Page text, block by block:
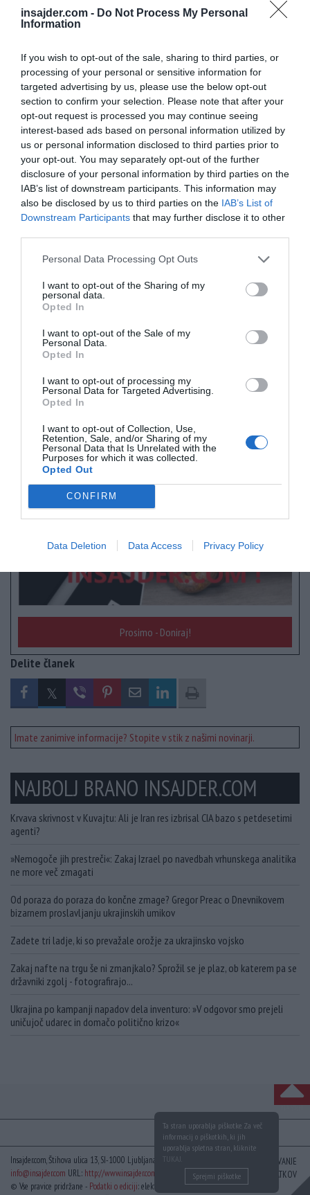
insajder.com - Do Not Process My Personal
Information
If you wish to opt-out of the sale, sharing to third parties, or
processing of your personal or sensitive information for
targeted advertising by us, please use the below opt-out
section to confirm your selection. Please note that after your
opt-out request is processed you may continue seeing
interest-based ads based on personal information utilized by
us or personal information disclosed to third parties prior to
your opt-out. You may separately opt-out of the further
disclosure of your personal information by third parties on the
IAB’s list of downstream participants. This information may
also be disclosed by us to third parties on the IAB’s List of
Downstream Participants that may further disclose it to other
Personal Data Processing Opt Outs
I want to opt-out of the Sharing of my
personal data.
Opted In
I want to opt-out of the Sale of my
Personal Data.
Opted In
I want to opt-out of processing my
Personal Data for Targeted Advertising.
Opted In
I want to opt-out of Collection, Use,
Retention, Sale, and/or Sharing of my
Personal Data that Is Unrelated with the
Purposes for which it was collected.
Opted Out
CONFIRM
Data Deletion Data Access Privacy Policy
vizumov za nobeno od članic unije.
obveščena, da pet držav še ne spoštuje načela
recipročnosti v zvezi z brezvizumskim
režimom, in sicer Avstralija, Brunej, Japonska,
Kanada in ZDA. Avstralija, Brunej in Japonska
so od tedaj že ukinile vizumsko obveznost za
vse državljane EU. Kanada še vedno zahteva
vizume za državljane Bolgarije in Romunije, a
je že napovedala, da bo vizumsko obveznost
zanje ukinila decembra.
recipročnosti, mora Evropska komisija v skladu
z mehanizmom o vizumski recipročnosti v 24
mesecih po prejemu obvestila za 12 mesecev
suspendirati brezvizni režim za državljane te
države.
Naše delo na Insajder.com z donacijami omogočate bralci.
Prosimo - Doniraj!
Delite članek
Imate zanimive informacije? Stopite v stik z našimi novinarji.
NAJBOLJ BRANO INSAJDER.COM
Krvava skrivnost v Kuvajtu: Ali je Iran res izbrisal CIA bazo s petdesetimi
agenti?
»Nemogoče jih prestreči«: Zakaj Izrael po navedbah vrhunskega analitika
ne more več zmagati
Od poraza do poraza do končne zmage? Gregor Preac o Dnevnikovem
bizarnem proslavljanju ukrajinskih umikov
Zadete tri ladje, ki so prevažale orožje za ukrajinsko vojsko
Zakaj nafte na trgu še ni zmanjkalo? Sprožil se je plaz, ob katerem pa se
državniki zgolj - fotografirajo...
Ukrajina po kampanji napadov dela inventuro: »V odgovor smo prejeli
uničujoč udarec in domačo politično krizo«
NA VRH
Insajder.com, Štihova ulica 13, SI-1000 Ljubljana, Slovenija | E-mail:
info@insajder.com URL: http://www.insajder.com
© Vse pravice pridržane - Podatki o ediciji: elektronski dnevnik
VAROVANJE
PODATKOV
Ta stran uporablja piškotke. Za več
informacij o piškotkih, ki jih
uporablja spletna stran, kliknite
TUKAJ
Sprejmi piškotke